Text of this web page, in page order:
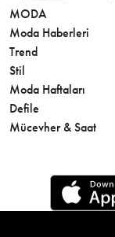
MODA
Moda Haberleri
Trend
Stil
Moda Haftaları
Defile
Mücevher & Saat